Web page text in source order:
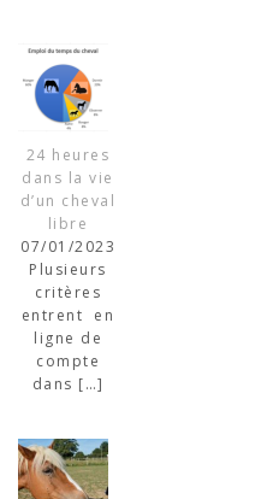
24 heures
dans la vie
d’un cheval
libre
07/01/2023
Plusieurs
critères
entrent en
ligne de
compte
dans […]